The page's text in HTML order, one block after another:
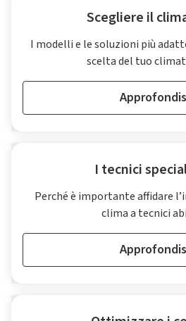
Scegliere il
I modelli e le soluzioni più
scelta del tuo
I tecnici
Perché è importante affidare
clima a tecnici